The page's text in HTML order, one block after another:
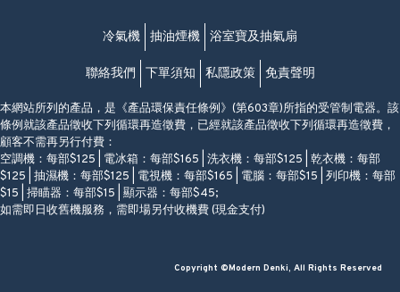
(黃竹坑地鐵站轉4M專線小巴)
冷氣機 抽油煙機 浴室寶及抽氣扇
聯絡我們 下單須知 私隱政策 免責聲明
本網站所列的產品，是《產品環保責任條例》(第603章)所指的受管制電器。該
條例就該產品徵收下列循環再造徵費，已經就該產品徵收下列循環再造徵費，
顧客不需再另行付費：
空調機：每部$125 | 電冰箱：每部$165 | 洗衣機：每部$125 | 乾衣機：每部
$125 | 抽濕機：每部$125 | 電視機：每部$165 | 電腦：每部$15 | 列印機：每部
$15 | 掃瞄器：每部$15 | 顯示器：每部$45;
如需即日收舊機服務，需即場另付收機費 (現金支付)
Copyright ©Modern Denki, All Rights Reserved